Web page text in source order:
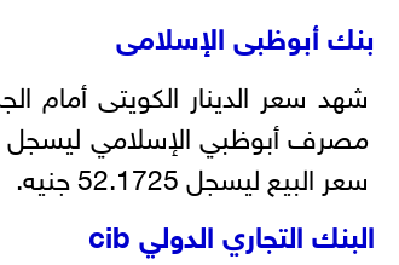
بنك أبوظبى الإسلامى
شهد سعر الدينار الكويتى أمام
سعر البيع ليسجل 52.1725 جنيه.
البنك التجاري الدولي cib